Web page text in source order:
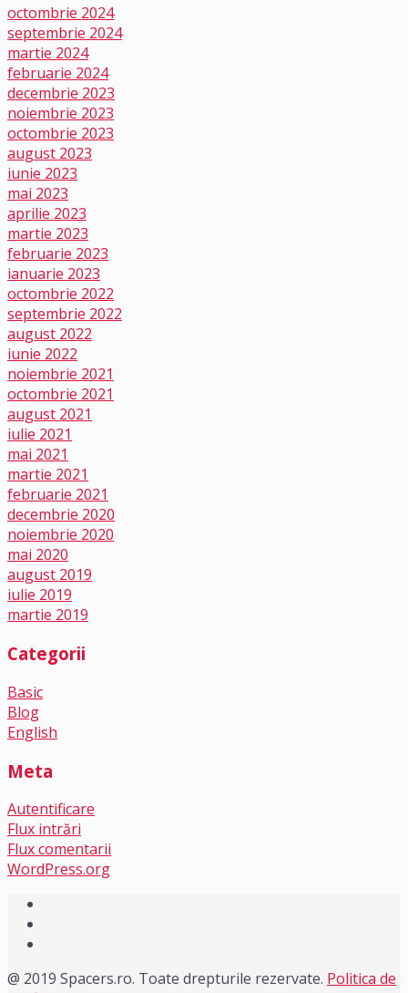
octombrie 2024
septembrie 2024
martie 2024
februarie 2024
decembrie 2023
noiembrie 2023
octombrie 2023
august 2023
iunie 2023
mai 2023
aprilie 2023
martie 2023
februarie 2023
ianuarie 2023
octombrie 2022
septembrie 2022
august 2022
iunie 2022
noiembrie 2021
octombrie 2021
august 2021
iulie 2021
mai 2021
martie 2021
februarie 2021
decembrie 2020
noiembrie 2020
mai 2020
august 2019
iulie 2019
martie 2019
Categorii
Basic
Blog
English
Meta
Autentificare
Flux intrări
Flux comentarii
WordPress.org
@ 2019 Spacers.ro. Toate drepturile rezervate. Politica de